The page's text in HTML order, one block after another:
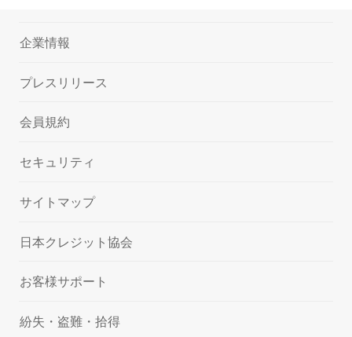
企業情報
プレスリリース
会員規約
セキュリティ
サイトマップ
日本クレジット協会
お客様サポート
紛失・盗難・拾得